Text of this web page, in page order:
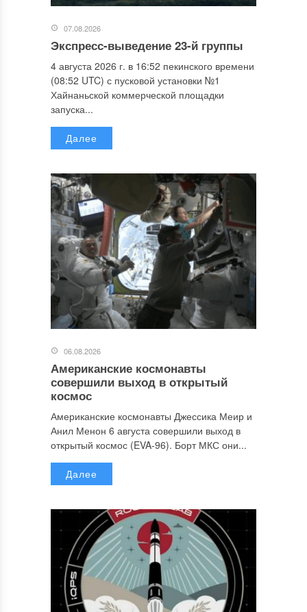
07.08.2026
Экспресс-выведение 23-й группы
4 августа 2026 г. в 16:52 пекинского времени
(08:52 UTC) с пусковой установки №1
Хайнаньской коммерческой площадки
запуска...
Далее
06.08.2026
Американские космонавты
совершили выход в открытый
космос
Американские космонавты Джессика Меир и
Анил Менон 6 августа совершили выход в
открытый космос (EVA-96). Борт МКС они...
Далее